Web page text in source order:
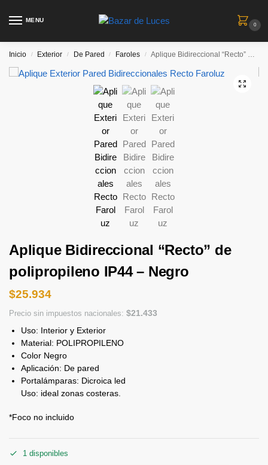
MENU
0
Inicio / Exterior / De Pared / Faroles / Aplique Bidireccional “Recto” de polipropileno IP44 – Negro
Aplique Bidireccional “Recto” de
polipropileno IP44 – Negro
$25.934
Precio sin impuestos nacionales: $21.433
Uso: Interior y Exterior
Material: POLIPROPILENO
Color Negro
Aplicación: De pared
Portalámparas: Dicroica led
Uso: ideal zonas costeras.
*Foco no incluido
1 disponibles